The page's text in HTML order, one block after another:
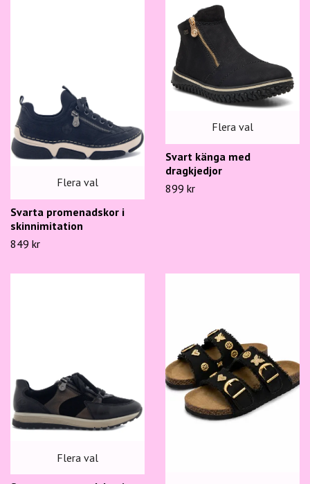
Flera val
Svarta promenadskor i
skinnimitation
849 kr
Flera val
Svart känga med
dragkjedjor
899 kr
Flera val